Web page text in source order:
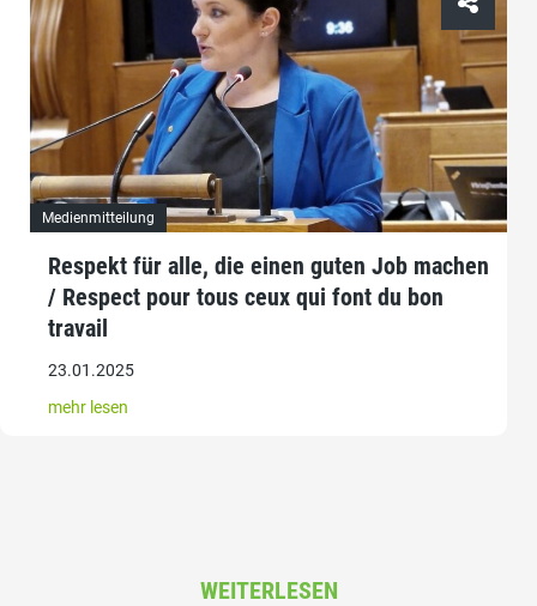
Medienmitteilung
Respekt für alle, die einen guten Job machen
/ Respect pour tous ceux qui font du bon
travail
23.01.2025
mehr lesen
WEITERLESEN